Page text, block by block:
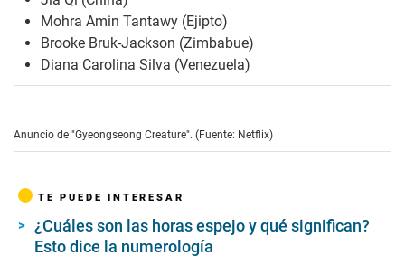
Mohra Amin Tantawy (Ejipto)
Brooke Bruk-Jackson (Zimbabue)
Diana Carolina Silva (Venezuela)
Anuncio de "Gyeongseong Creature". (Fuente: Netflix)
TE PUEDE INTERESAR
¿Cuáles son las horas espejo y qué significan?
Esto dice la numerología